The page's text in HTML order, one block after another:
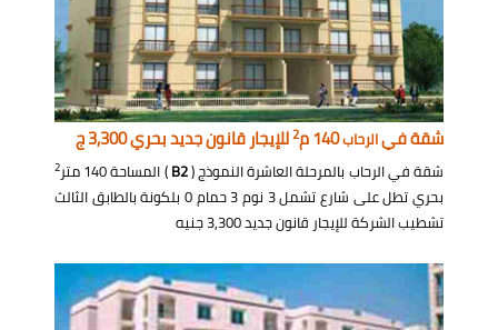
شقة فيالرحاب140 م 2للإيجار قانون جديد بحري 3,300 ج
شقة في الرحاب بالمرحلة العاشرة النموذج (B2) المساحة 140 متر 2
بحري تطل على شارع تشمل 3 نوم 3 حمام 0 بلكونة بالطابق الثالث
تشطيب الشركة للإيجار قانون جديد 3,300 جنيه